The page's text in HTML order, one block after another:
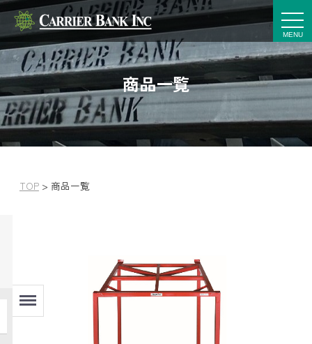
t
o
g
g
l
n
v
g
t
商品一覧
TOP > 商品一覧
Menu